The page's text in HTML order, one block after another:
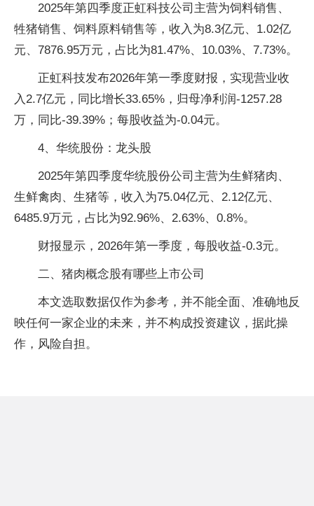
2025年第四季度正虹科技公司主营为饲料销售、
牲猪销售、饲料原料销售等，收入为8.3亿元、1.02亿
元、7876.95万元，占比为81.47%、10.03%、7.73%。
正虹科技发布2026年第一季度财报，实现营业收
入2.7亿元，同比增长33.65%，归母净利润-1257.28
万，同比-39.39%；每股收益为-0.04元。
4、华统股份：龙头股
2025年第四季度华统股份公司主营为生鲜猪肉、
生鲜禽肉、生猪等，收入为75.04亿元、2.12亿元、
6485.9万元，占比为92.96%、2.63%、0.8%。
财报显示，2026年第一季度，每股收益-0.3元。
二、猪肉概念股有哪些上市公司
本文选取数据仅作为参考，并不能全面、准确地反
映任何一家企业的未来，并不构成投资建议，据此操
作，风险自担。